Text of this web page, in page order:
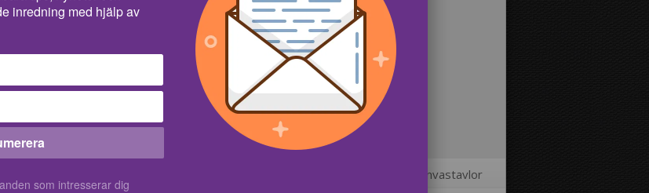
Storlekar på canvastavlor
inredning med hjälp av
som intresserar dig